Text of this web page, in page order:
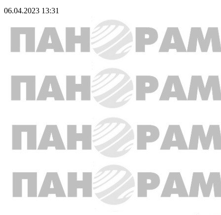
06.04.2023 13:31